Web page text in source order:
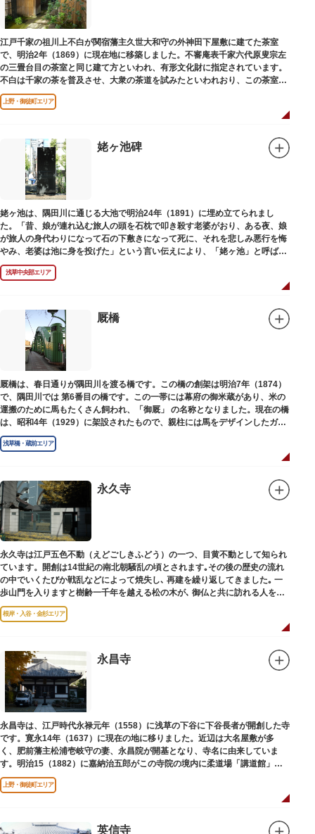
江戸千家の祖川上不白が関宿藩主久世大和守の外神田下屋敷に建てた茶室
で、明治2年（1869）に現在地に移築しました。不審庵表千家六代原叟宗左
の三畳台目の茶室と同じ建て方といわれ、有形文化財に指定されています。
不白は千家の茶を普及させ、大衆の茶道を試みたといわれおり、この茶室は
江戸千家を広める拠点となりました。
上野・御徒町エリア
姥ヶ池碑
姥ヶ池は、隅田川に通じる大池で明治24年（1891）に埋め立てられまし
た。「昔、娘が連れ込む旅人の頭を石枕で叩き殺す老婆がおり、ある夜、娘
が旅人の身代わりになって石の下敷きになって死に、それを悲しみ悪行を悔
やみ、老婆は池に身を投げた」という言い伝えにより、「姥ヶ池」と呼ばれ
ていました。その碑は花川戸公園内にあります。
浅草中央部エリア
厩橋
厩橋は、春日通りが隅田川を渡る橋です。この橋の創架は明治7年（1874）
で、隅田川では 第6番目の橋です。この一帯には幕府の御米蔵があり、米の
運搬のために馬もたくさん飼われ、「御厩」 の名称となりました。現在の橋
は、昭和4年（1929）に架設されたもので、親柱には馬をデザインしたガラ
ス細工が組み込まれています。
浅草橋・蔵前エリア
永久寺
永久寺は江戸五色不動（えどごしきふどう）の一つ、目黄不動として知られ
ています。開創は14世紀の南北朝騒乱の頃とされます｡その後の歴史の流れ
の中でいくたびか戦乱などによって焼失し､ 再建を繰り返してきました｡ 一
歩山門を入りますと樹齢一千年を越える松の木が､ 御仏と共に訪れる人を静
かに迎えています｡
根岸・入谷・金杉エリア
永昌寺
永昌寺は、江戸時代永禄元年（1558）に浅草の下谷に下谷長者が開創した寺
です。寛永14年（1637）に現在の地に移りました。近辺は大名屋敷が多
く、肥前藩主松浦壱岐守の妻、永昌院が開基となり、寺名に由来していま
す。明治15（1882）に嘉納治五郎がこの寺院の境内に柔道場「講道館」を
設立しました。
上野・御徒町エリア
英信寺